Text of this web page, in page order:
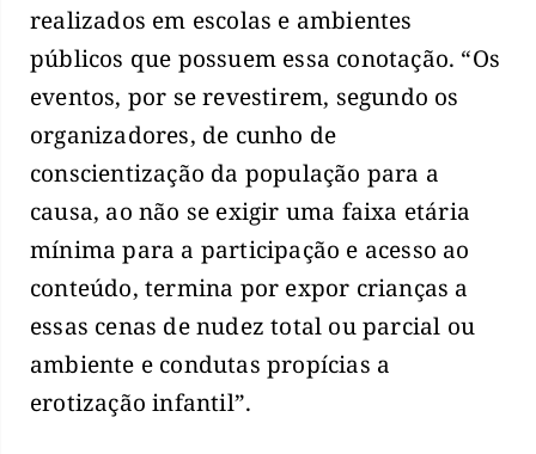
realizados em escolas e ambientes
públicos que possuem essa conotação. “Os
eventos, por se revestirem, segundo os
organizadores, de cunho de
conscientização da população para a
causa, ao não se exigir uma faixa etária
mínima para a participação e acesso ao
conteúdo, termina por expor crianças a
essas cenas de nudez total ou parcial ou
ambiente e condutas propícias a
erotização infantil”.